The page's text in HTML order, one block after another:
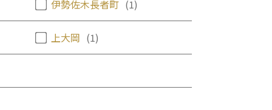
伊勢佐木長者町 (1)
上大岡 (1)